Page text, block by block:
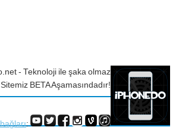
- Teknoloji ile şaka olmaz
Sitemiz BETA Aşamasındadır!
: